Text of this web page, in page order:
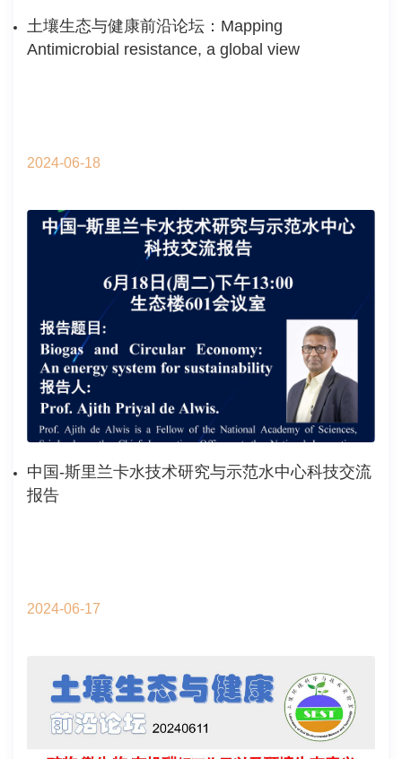
土壤生态与健康前沿论坛：Mapping
Antimicrobial resistance, a global view
2024-06-18
中国-斯里兰卡水技术研究与示范水中心科技交流
报告
2024-06-17